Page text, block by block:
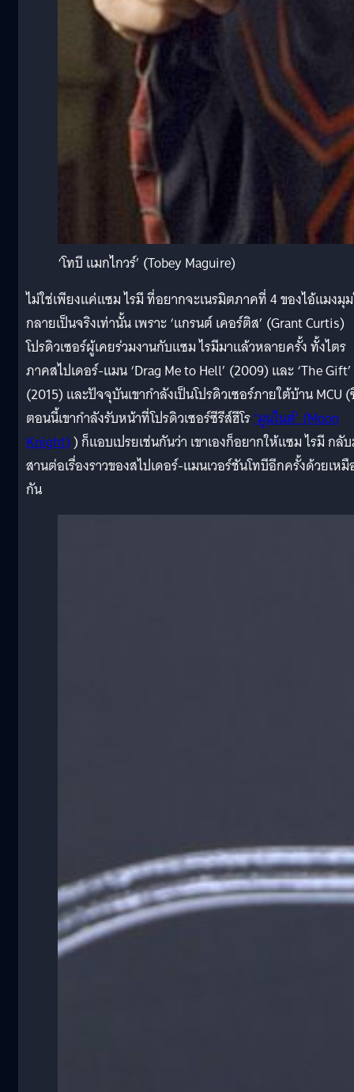
‘โทบี แมกไกวร์’ (Tobey Maguire)
ไม่ใช่เพียงแค่แซม ไรมี ที่อยากจะเนรมิตภาคที่ 4 ของไอ้แมงมุ
กลายเป็นจริงเท่านั้น เพราะ ‘แกรนต์ เคอร์ติส’ (Grant Curtis)
โปรดิวเซอร์ผู้เคยร่วมงานกับแซม ไรมีมาแล้วหลายครั้ง ทั้งไตร
ภาคสไปเดอร์-แมน ‘Drag Me to Hell’ (2009) และ ‘The Gift’
(2015) และปัจจุบันเขากำลังเป็นโปรดิวเซอร์ภายใต้บ้าน MCU
ตอนนี้เขากำลังรับหน้าที่โปรดิวเซอร์ซีรีส์ฮีโร‘มูนไนต์’ (Moon
Knight)) ก็แอบเปรยเช่นกันว่า เขาเองก็อยากให้แซม ไรมี กลั
สานต่อเรื่องราวของสไปเดอร์-แมนเวอร์ชันโทบีอีกครั้งด้วยเห
กัน